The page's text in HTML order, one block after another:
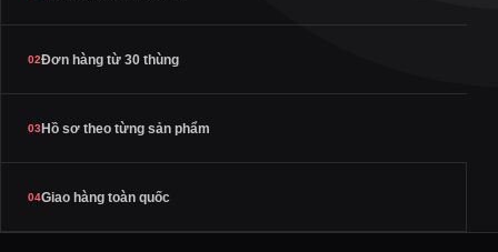
02Đơn hàng từ 30 thùng
03Hồ sơ theo từng sản phẩm
04Giao hàng toàn quốc